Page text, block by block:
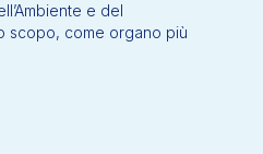
e del
scopo, come organo più